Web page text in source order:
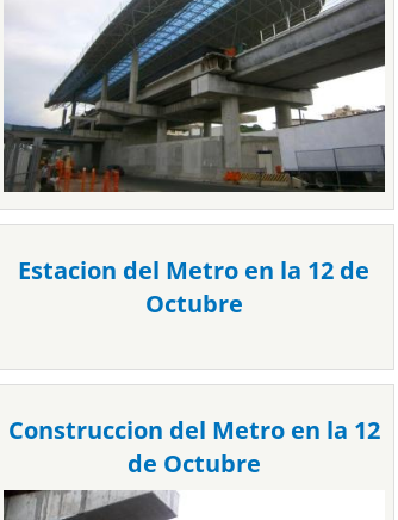
Estacion del Metro en la 12 de
Octubre
Construccion del Metro en la 12
de Octubre